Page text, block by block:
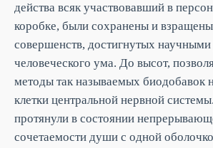
действа всяк участвовавший в
коробке, были сохранены и
совершенств, достигнутых
человеческого ума. До высот,
методы так называемых биодобавок
клетки центральной нервной
протянули в состоянии
сочетаемости души с одной